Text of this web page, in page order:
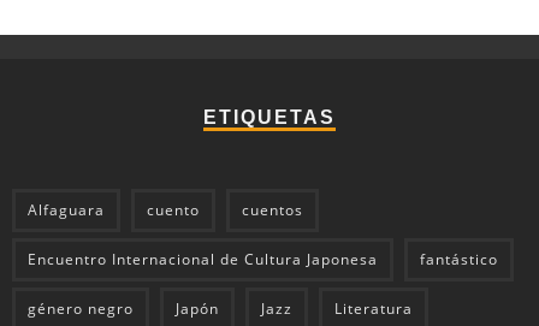
ETIQUETAS
Alfaguara cuento cuentos
Encuentro Internacional de Cultura Japonesa fantástico
género negro Japón Jazz Literatura